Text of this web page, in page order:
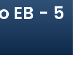
EB - 5